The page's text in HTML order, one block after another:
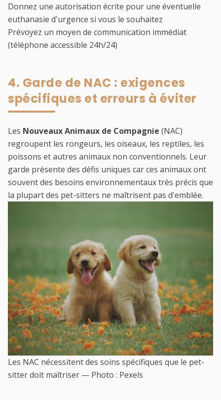
Donnez une autorisation écrite pour une éventuelle
euthanasie d'urgence si vous le souhaitez
Prévoyez un moyen de communication immédiat
(téléphone accessible 24h/24)
4. Garde de NAC : exigences
spécifiques et erreurs à éviter
Les Nouveaux Animaux de Compagnie (NAC)
regroupent les rongeurs, les oiseaux, les reptiles, les
poissons et autres animaux non conventionnels. Leur
garde présente des défis uniques car ces animaux ont
souvent des besoins environnementaux très précis que
la plupart des pet-sitters ne maîtrisent pas d'emblée.
Les NAC nécessitent des soins spécifiques que le pet-
sitter doit maîtriser — Photo : Pexels